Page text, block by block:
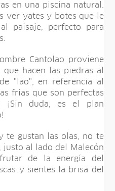
en una piscina natural.
ver yates y botes que le
paisaje, perfecto para
Cantolao proviene
hacen las piedras al
"lao", en referencia al
frías que son perfectas
¡Sin duda, es el plan
te gustan las olas, no te
justo al lado del Malecón
de la energía del
y sientes la brisa del